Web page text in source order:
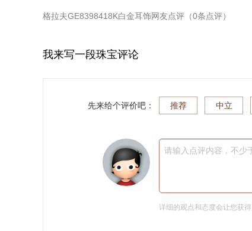
格拉夫GE8398418K白金耳饰网友点评（0条点评）
我来写一段珠宝评论
先来给个评价吧： 推荐 中立
请输入点评内容，不少
详细的观点和态度会让您获